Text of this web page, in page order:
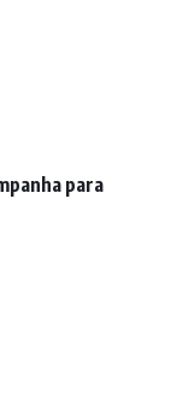
para